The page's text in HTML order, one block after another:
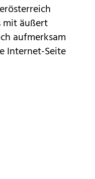
mit äußert
aufmerksam
Internet-Seite